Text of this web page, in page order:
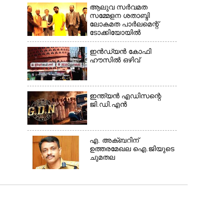
ആലുവ സർവമത
സമ്മേളന ശതാബ്ദി
ലോകമത പാർലമെന്റ്
ടോക്കിയോയിൽ
ഇൻഡ്യൻ കോഫി
ഹൗസിൽ ഒഴിവ്
ഇന്ത്യൻ എഡിസന്റെ
ജി.ഡി.എൻ
എ. അക്ബറിന്
ഉത്തരമേഖല ഐ.ജിയുടെ
ചുമതല